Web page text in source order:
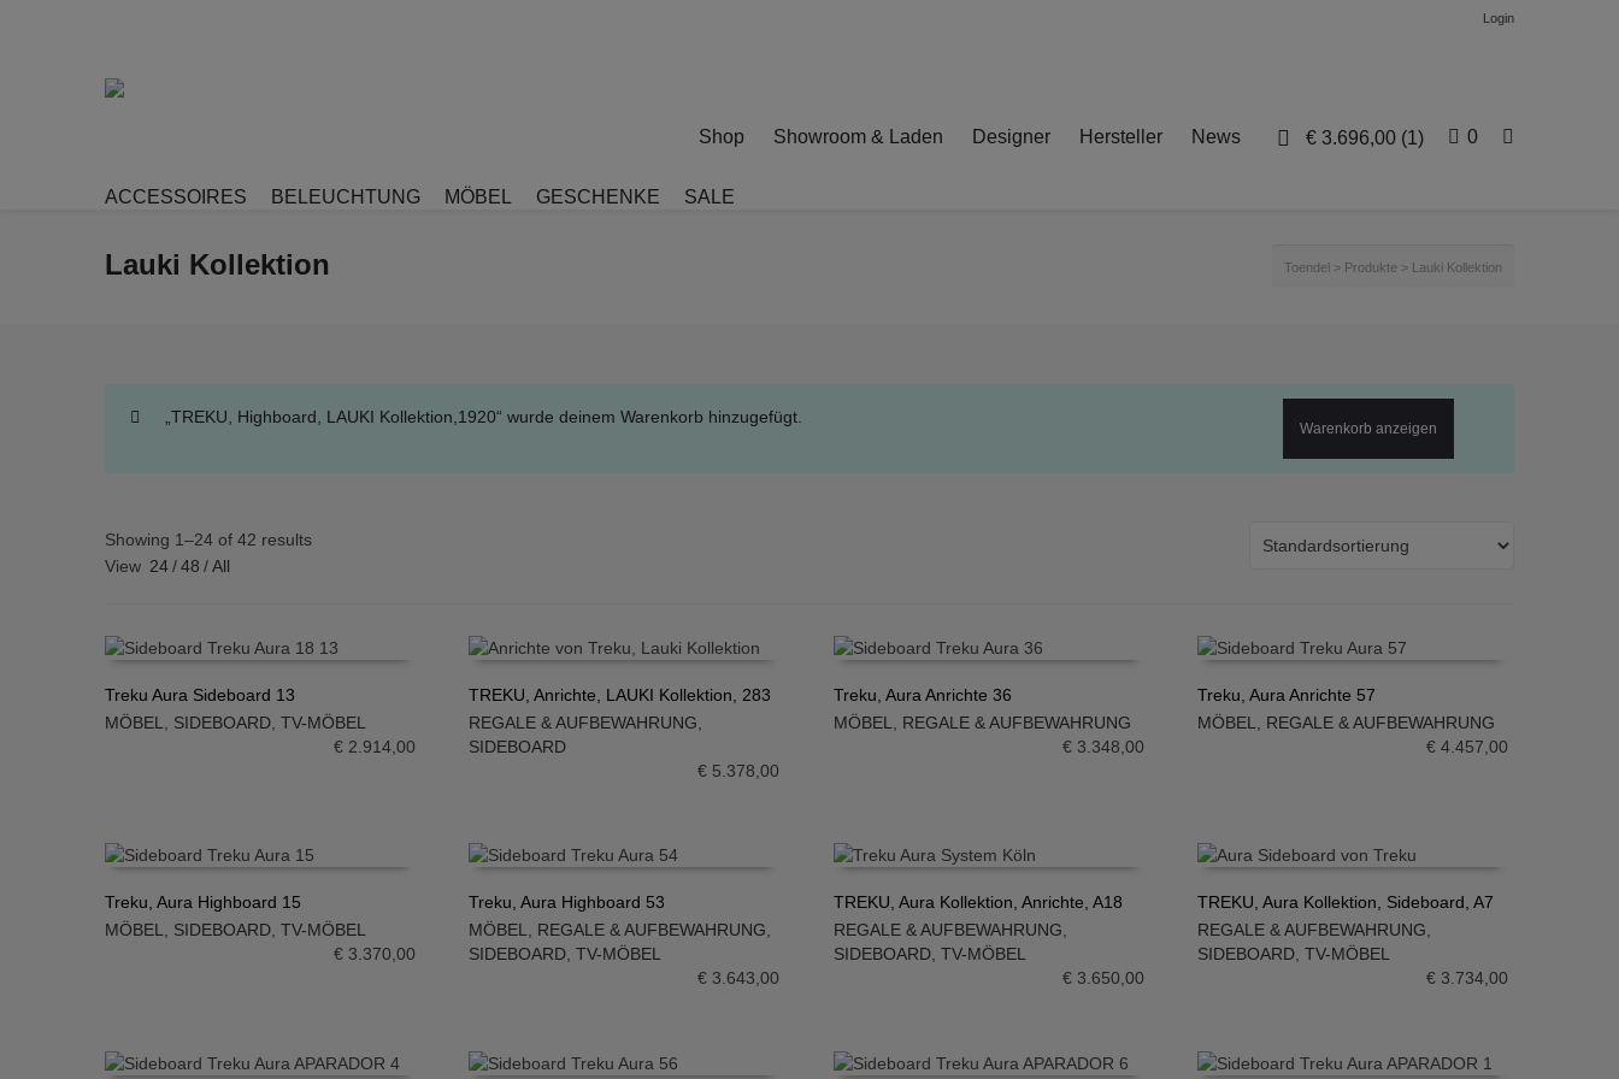
Login
€ 3.696,00 (1) 0
Shop Showroom & Laden Designer Hersteller News
ACCESSOIRES BELEUCHTUNG MÖBEL GESCHENKE SALE
Lauki Kollektion Toendel > Produkte > Lauki Kollektion
„TREKU, Highboard, LAUKI Kollektion,1920“ wurde deinem Warenkorb hinzugefügt.
Warenkorb anzeigen
Showing 1–24 of 42 results
View 24/48 /All
IN DEN WARENKORB
Treku Aura Sideboard 13
MÖBEL, SIDEBOARD, TV-MÖBEL
€2.914,00
IN DEN WARENKORB
TREKU, Anrichte, LAUKI Kollektion, 283
REGALE & AUFBEWAHRUNG,
SIDEBOARD
€ 5.378,00
IN DEN WARENKORB
Treku, Aura Anrichte 36
MÖBEL, REGALE & AUFBEWAHRUNG
€3.348,00
IN DEN WARENKORB
Treku, Aura Anrichte 57
MÖBEL, REGALE & AUFBEWAHRUNG
€ 4.457,00
IN DEN WARENKORB
Treku, Aura Highboard 15
MÖBEL, SIDEBOARD, TV-MÖBEL
€3.370,00
IN DEN WARENKORB
Treku, Aura Highboard 53
MÖBEL, REGALE & AUFBEWAHRUNG,
SIDEBOARD,TV-MÖBEL
€ 3.643,00
IN DEN WARENKORB
TREKU, Aura Kollektion, Anrichte, A18
REGALE & AUFBEWAHRUNG,
SIDEBOARD, TV-MÖBEL
€3.650,00
IN DEN WARENKORB
TREKU, Aura Kollektion, Sideboard, A7
REGALE & AUFBEWAHRUNG,
SIDEBOARD,TV-MÖBEL
€ 3.734,00